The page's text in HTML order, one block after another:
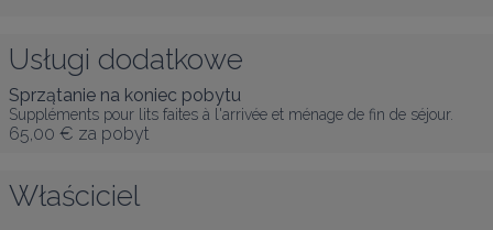
Usługi dodatkowe
Sprzątanie na koniec pobytu
Suppléments pour lits faites à l'arrivée et ménage de fin de séjour.
65,00 € za pobyt
Właściciel